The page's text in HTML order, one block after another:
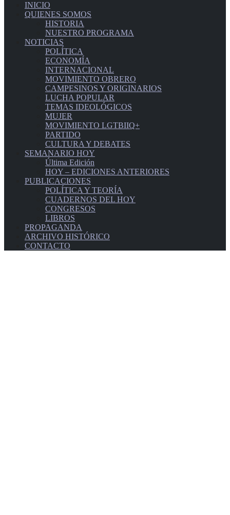
INICIO
QUIENES SOMOS
HISTORIA
NUESTRO PROGRAMA
NOTICIAS
POLÍTICA
ECONOMÍA
INTERNACIONAL
MOVIMIENTO OBRERO
CAMPESINOS Y ORIGINARIOS
LUCHA POPULAR
TEMAS IDEOLÓGICOS
MUJER
MOVIMIENTO LGTBIIQ+
PARTIDO
CULTURA Y DEBATES
SEMANARIO HOY
Última Edición
HOY – EDICIONES ANTERIORES
PUBLICACIONES
POLÍTICA Y TEORÍA
CUADERNOS DEL HOY
CONGRESOS
LIBROS
PROPAGANDA
ARCHIVO HISTÓRICO
CONTACTO